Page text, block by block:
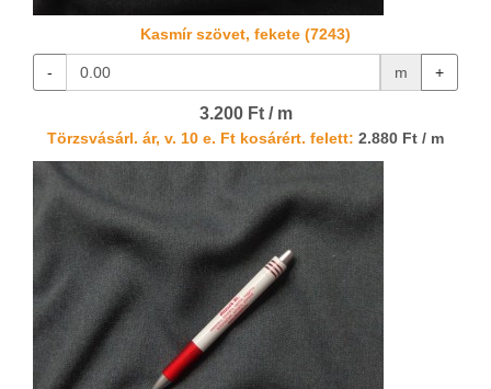
Kasmír szövet, fekete (7243)
- m +
3.200 Ft / m
Törzsvásárl. ár, v. 10 e. Ft kosárért. felett: 2.880 Ft / m